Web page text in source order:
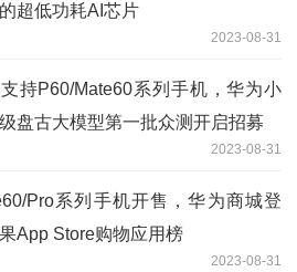
超低功耗AI芯片
2023-08-31
持P60/Mate60系列手机，华为小
盘古大模型第一批众测开启招募
2023-08-31
Pro系列手机开售，华为商城登
App Store购物应用榜
2023-08-31